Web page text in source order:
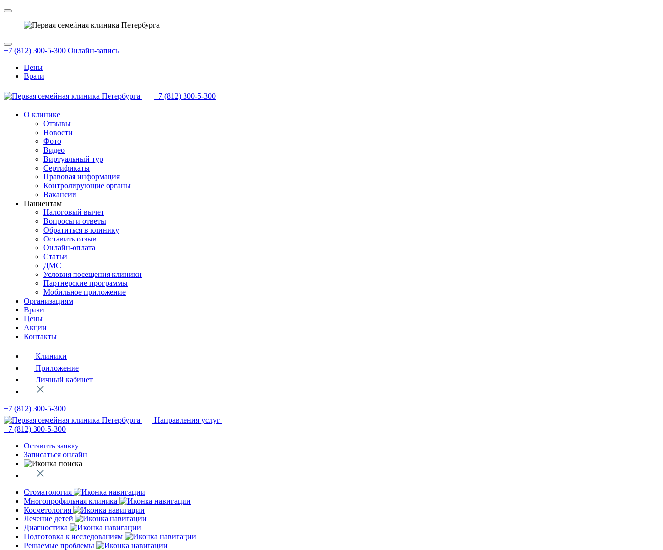
+7 (812) 300-5-300 Онлайн-запись
Цены
Врачи
+7 (812) 300-5-300
О клинике
Отзывы
Новости
Фото
Видео
Виртуальный тур
Сертификаты
Правовая информация
Контролирующие органы
Вакансии
Пациентам
Налоговый вычет
Вопросы и ответы
Обратиться в клинику
Оставить отзыв
Онлайн-оплата
Статьи
ДМС
Условия посещения клиники
Партнерские программы
Мобильное приложение
Организациям
Врачи
Цены
Акции
Контакты
Клиники
Приложение
Личный кабинет
+7 (812) 300-5-300
Направления услуг
+7 (812) 300-5-300
Оставить заявку
Записаться онлайн
Стоматология
Многопрофильная клиника
Косметология
Лечение детей
Диагностика
Подготовка к исследованиям
Решаемые проблемы